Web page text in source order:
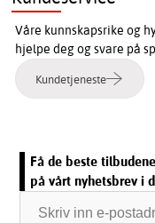
Våre kunnskapsrike og
hjelpe deg og svare på
Kundetjeneste
Få de beste
på vårt nyhetsbrev i